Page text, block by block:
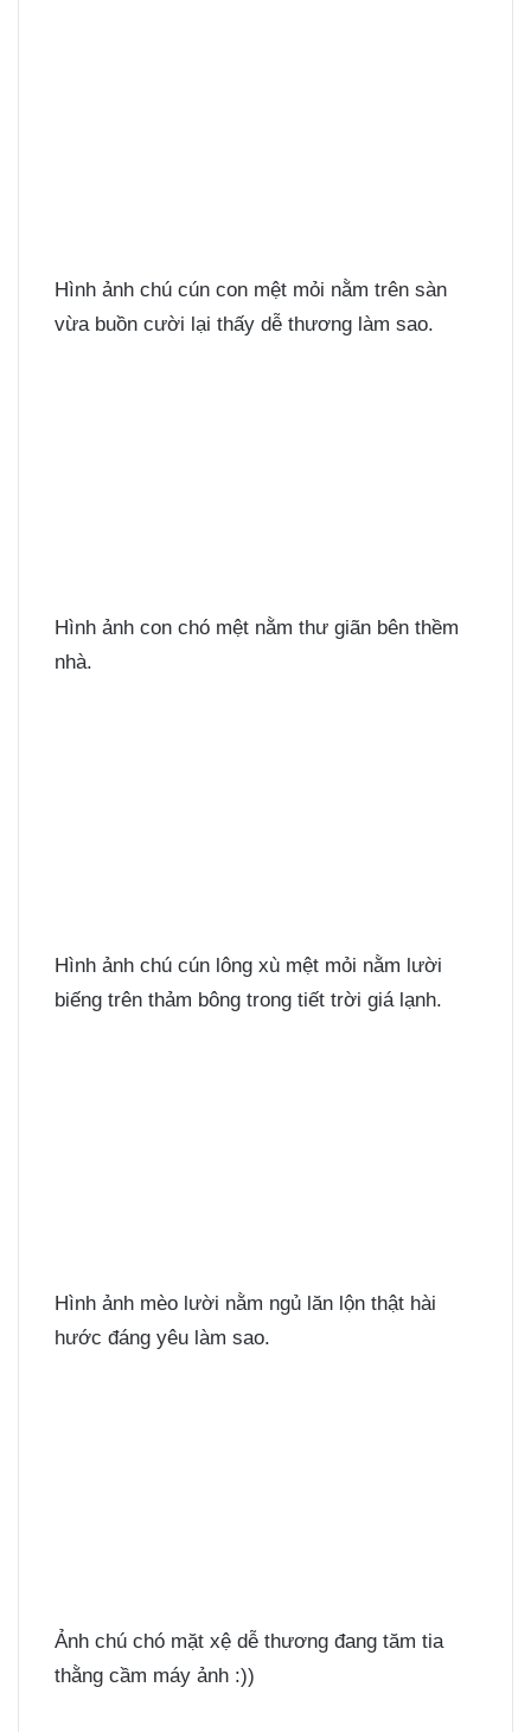
Hình ảnh chú cún con mệt mỏi nằm trên sàn
vừa buồn cười lại thấy dễ thương làm sao.
Hình ảnh con chó mệt nằm thư giãn bên thềm
nhà.
Hình ảnh chú cún lông xù mệt mỏi nằm lười
biếng trên thảm bông trong tiết trời giá lạnh.
Hình ảnh mèo lười nằm ngủ lăn lộn thật hài
hước đáng yêu làm sao.
Ảnh chú chó mặt xệ dễ thương đang tăm tia
thằng cầm máy ảnh :))